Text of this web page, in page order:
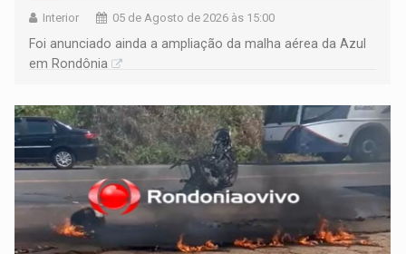
Interior 05 de Agosto de 2026 às 15:00
Foi anunciado ainda a ampliação da malha aérea da Azul
em Rondônia